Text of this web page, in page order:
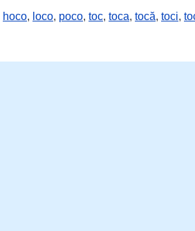
hoco, loco, poco, toc, toca, tocă, toci,